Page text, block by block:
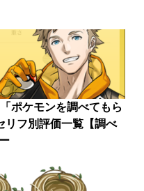
ポケモンを調べてもら
リフ別評価一覧【調べ